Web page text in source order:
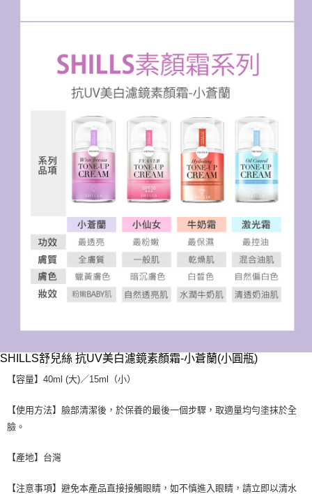
SHILLS舒兒絲 抗UV美白濾鏡素顏霜-小蒼蘭(小圓瓶)
【容量】40ml (大)／15ml（小）
【使用方法】臉部清潔後，於保養的最後一個步驟，取適量均勻塗抹於全
臉。
【產地】台灣
【注意事項】避免本產品直接接觸眼睛，如不慎進入眼睛，請立即以清水